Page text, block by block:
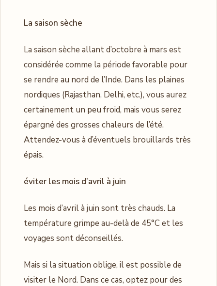
La saison sèche
La saison sèche allant d’octobre à mars est
considérée comme la période favorable pour
se rendre au nord de l’Inde. Dans les plaines
nordiques (Rajasthan, Delhi, etc.), vous aurez
certainement un peu froid, mais vous serez
épargné des grosses chaleurs de l’été.
Attendez-vous à d’éventuels brouillards très
épais.
éviter les mois d’avril à juin
Les mois d’avril à juin sont très chauds. La
température grimpe au-delà de 45°C et les
voyages sont déconseillés.
Mais si la situation oblige, il est possible de
visiter le Nord. Dans ce cas, optez pour des